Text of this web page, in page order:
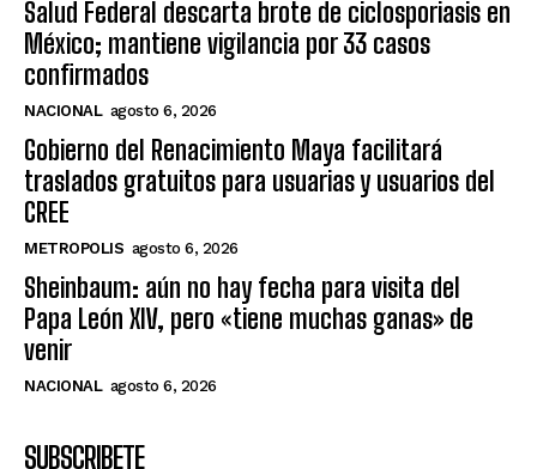
Salud Federal descarta brote de ciclosporiasis en
México; mantiene vigilancia por 33 casos
confirmados
NACIONAL agosto 6, 2026
Gobierno del Renacimiento Maya facilitará
traslados gratuitos para usuarias y usuarios del
CREE
METROPOLIS agosto 6, 2026
Sheinbaum: aún no hay fecha para visita del
Papa León XIV, pero «tiene muchas ganas» de
venir
NACIONAL agosto 6, 2026
SUBSCRIBETE